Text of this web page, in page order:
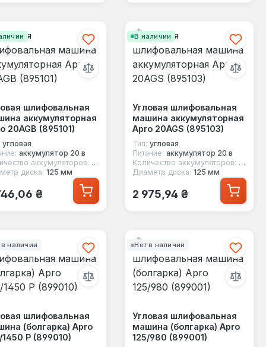
шлифовальная
аккумуляторная
20AGB (895101)
угловая
аккумулятор 20 в
аккумуляторов: нет в комплекте
диска: 125 мм
цена:
₴
В наличии
Угловая шлифовальная
машина аккумуляторная
Apro 20AGS (895103)
Тип: угловая
Питание: аккумулятор 20 в
Количество аккумуляторов: нет в
Диаметр диска: 125 мм
Обычная цена:
2 975,94 ₴
в наличии
шлифовальная
(болгарка) Apro
1450 Р (899010)
Нет в наличии
Угловая шлифовальная
машина (болгарка) Apro
125/980 (899001)